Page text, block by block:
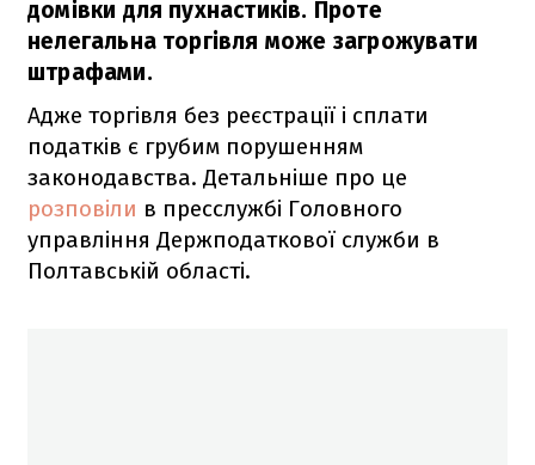
домівки для пухнастиків. Проте
нелегальна торгівля може загрожувати
штрафами.
Адже торгівля без реєстрації і сплати
податків є грубим порушенням
законодавства. Детальніше про це
розповіли в пресслужбі Головного
управління Держподаткової служби в
Полтавській області.